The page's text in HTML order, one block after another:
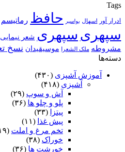
Tags
ادرار آور اسهال بواسیر حافظ رماتیسم
سپهری سپهری شعر نیمایی
مشروطه ملک الشعرا موسیقیدان نسخ
دسته‌ها
آموزش آشپزی (۴۳۰)
آشپزی (۴۱۸)
آش و سوپ (۲۹)
پلو و چلو ها (۳۶)
پیتزا
(۳۳)
پیش غذا (۱۱)
تخم مرغ و املت (۱۹)
خوراک (۳۸)
خورشت ها (۳۶)